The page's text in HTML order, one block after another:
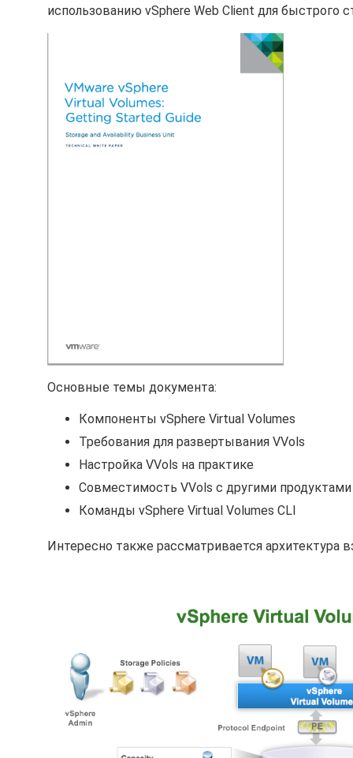
использованию vSphere Web Client для быстрого
Основные темы документа:
Компоненты vSphere Virtual Volumes
Требования для развертывания VVols
Настройка VVols на практике
Совместимость VVols с другими продуктами
Команды vSphere Virtual Volumes CLI
Интересно также рассматривается